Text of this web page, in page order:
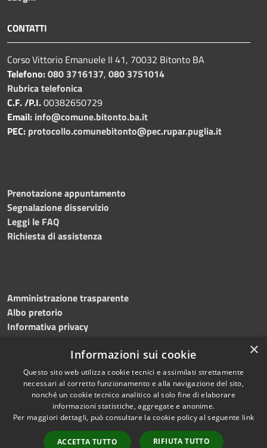
CONTATTI
Corso Vittorio Emanuele II 41, 70032 Bitonto BA
Telefono:080 3716137, 080 3751014
Rubrica telefonica
C.F. /P.I.00382650729
Email: info@comune.bitonto.ba.it
PEC: protocollo.comunebitonto@pec.rupar.puglia.it
Prenotazione appuntamento
Segnalazione disservizio
Leggi le FAQ
Richiesta di assistenza
Amministrazione trasparente
Albo pretorio
Informativa privacy
Dichiarazione di accessibilità Meccanismo di feedback
RSS
Accessibilità
Copyright © 2026 • Comune di
Bitonto • Powered by
Municipium• Accesso
×
Informazioni sui cookie
Questo sito web utilizza cookie tecnici e assimilati strettamente
necessari al corretto funzionamento e alla navigazione del sito,
nonché un cookie tecnico analitico al solo fine di elaborare
informazioni statistiche, aggregate e anonime.
Per maggiori dettagli, può consultare la cookie policy al seguente link
ACCETTA TUTTO RIFIUTA TUTTO